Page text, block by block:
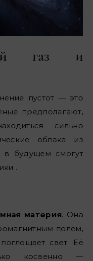
газ и
пустот — это
предполагают,
сильно
облака из
в будущем смогут
.
материя. Она
полем,
свет. Её
косвенно —